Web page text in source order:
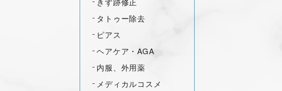
タトゥー除去
ピアス
ヘアケア・AGA
内服、外用薬
メディカルコスメ